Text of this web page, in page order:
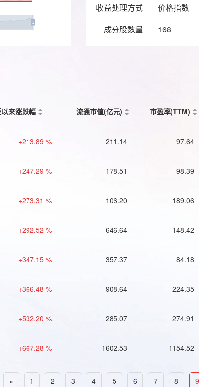
收益处理方式
价格指数
成分股数量
168
来涨跌幅 流通市值(亿元) 市盈率(TTM)
+213.89 % 211.14 97.64
+247.29 % 178.51 98.39
+273.31 % 106.20 189.06
+292.52 % 646.64 148.42
+347.15 % 357.37 84.18
+366.48 % 908.64 224.35
+532.20 % 285.07 274.91
+667.28 % 1602.53 1154.52
« 1 2 3 4 5 6 7 8 9